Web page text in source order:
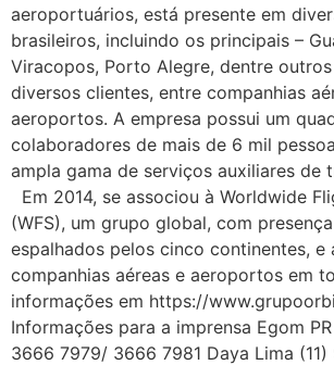
aeroportuários, está presente em
brasileiros, incluindo os principais –
Viracopos, Porto Alegre, dentre
diversos clientes, entre companhias
aeroportos. A empresa possui um
colaboradores de mais de 6 mil
ampla gama de serviços auxiliares de
Em 2014, se associou à Worldwide
(WFS), um grupo global, com
espalhados pelos cinco continentes, e
companhias aéreas e aeroportos em
informações em https://
Informações para a imprensa Egom
3666 7979/ 3666 7981 Daya Lima